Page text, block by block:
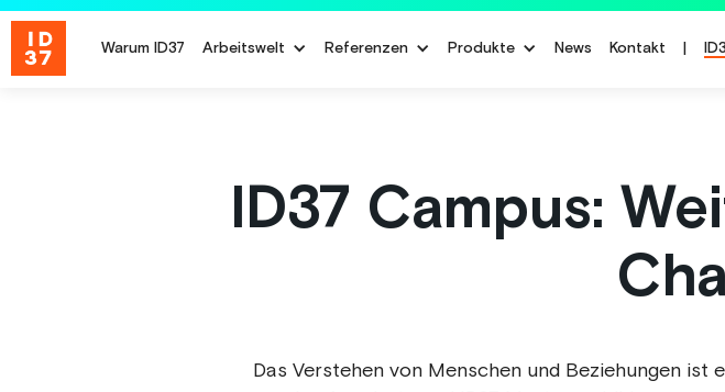
Warum ID37 Arbeitswelt Referenzen Produkte News Kontakt |
ID37 Campus:
Das Verstehen von Menschen und Beziehungen